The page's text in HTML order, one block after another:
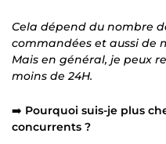
Cela dépend du nombre
commandées et aussi de
Mais en général, je peux
moins de 24H.
➡️ Pourquoi suis-je plus
concurrents ?